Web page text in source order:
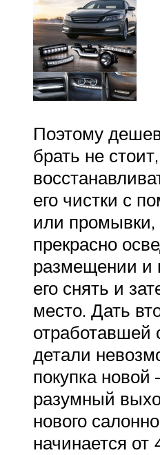
Поэтому
брать не
его чистки с
или
прекрасно
размещении и
его снять и
место. Дать
отработавшей
детали
покупка новой
разумный
нового
начинается от